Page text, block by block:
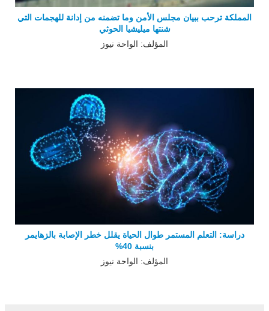
المملكة ترحب ببيان مجلس الأمن وما تضمنه من إدانة للهجمات التي
شنتها ميليشيا الحوثي
المؤلف: الواحة نيوز
دراسة: التعلم المستمر طوال الحياة يقلل خطر الإصابة بالزهايمر
بنسبة 40%
المؤلف: الواحة نيوز